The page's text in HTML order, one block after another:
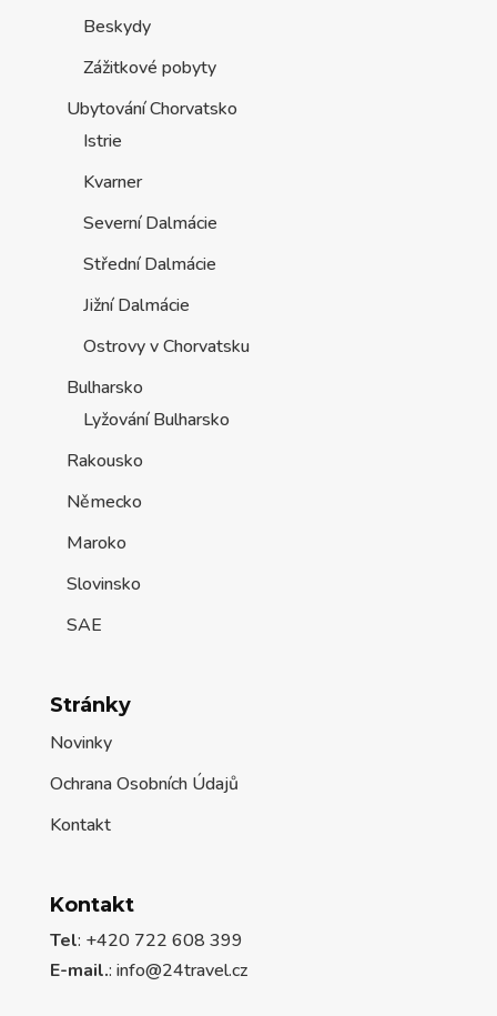
Beskydy
Zážitkové pobyty
Ubytování Chorvatsko
Istrie
Kvarner
Severní Dalmácie
Střední Dalmácie
Jižní Dalmácie
Ostrovy v Chorvatsku
Bulharsko
Lyžování Bulharsko
Rakousko
Německo
Maroko
Slovinsko
SAE
Stránky
Novinky
Ochrana Osobních Údajů
Kontakt
Kontakt
Tel: +420 722 608 399
E-mail.: info@24travel.cz